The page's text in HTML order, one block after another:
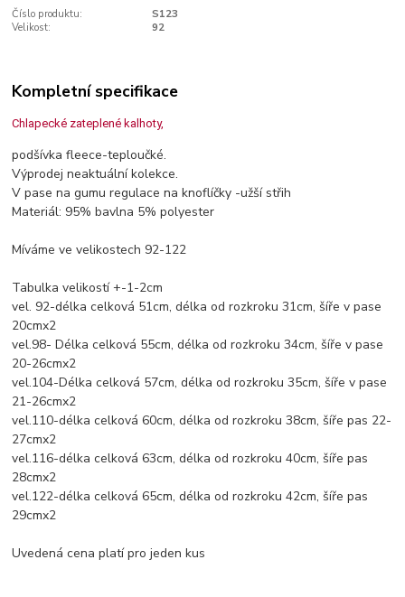
Číslo produktu:
S123
Velikost:
92
Kompletní specifikace
Chlapecké zateplené kalhoty,
podšívka fleece-teploučké.
Výprodej neaktuální kolekce.
V pase na gumu regulace na knoflíčky -užší střih
Materiál: 95% bavlna 5% polyester
Míváme ve velikostech 92-122
Tabulka velikostí +-1-2cm
vel. 92-délka celková 51cm, délka od rozkroku 31cm, šíře v pase
20cmx2
vel.98- Délka celková 55cm, délka od rozkroku 34cm, šíře v pase
20-26cmx2
vel.104-Délka celková 57cm, délka od rozkroku 35cm, šíře v pase
21-26cmx2
vel.110-délka celková 60cm, délka od rozkroku 38cm, šíře pas 22-
27cmx2
vel.116-délka celková 63cm, délka od rozkroku 40cm, šíře pas
28cmx2
vel.122-délka celková 65cm, délka od rozkroku 42cm, šíře pas
29cmx2
Uvedená cena platí pro jeden kus